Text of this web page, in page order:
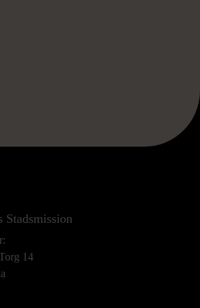
Stadsmission
14